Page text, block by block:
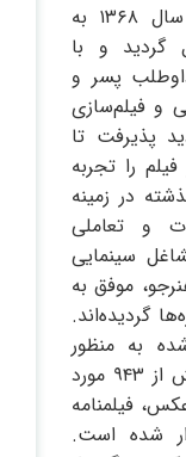
انجمن سینمای جوان برازجان در سال ۱۳۶۸ به
و با
آزمون ورودی از بین ۲۰۰ داوطلب پسر و
و فیلم‌سازی
پذیرفت تا
را تجربه
طی ۳۵ سال گذشته در زمینه
بلندمدت و تعاملی
مشاغل سینمایی
در مجموع ۱۵۱۹ نفر هنرجو، موفق به
گردیده‌اند.
به منظور
تقویت بنیه علمی اعضاء تاکنون بیش از ۹۴۳ مورد
فیلمنامه
شده است.